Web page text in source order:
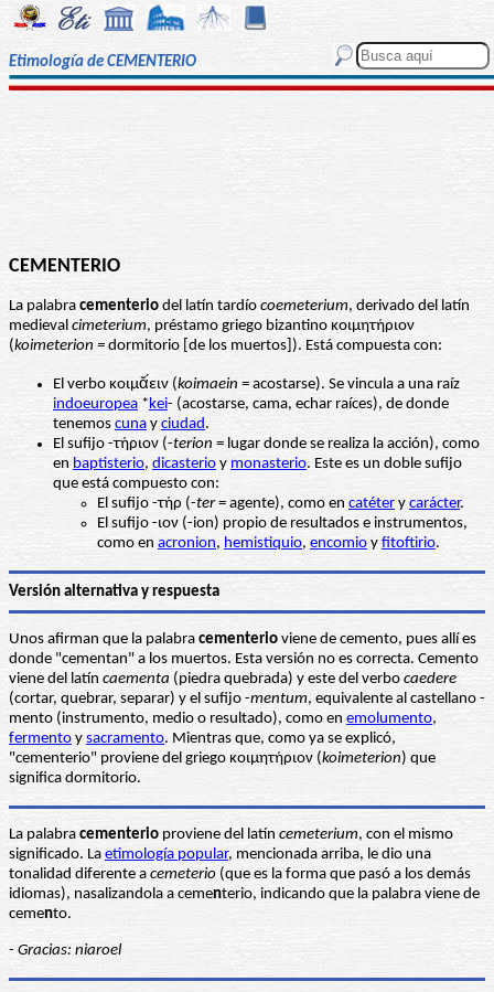
Etimología de CEMENTERIO
CEMENTERIO
La palabra cementerio del latín tardío coemeterium, derivado del latín
medieval cimeterium, préstamo griego bizantino κοιμητήριον
(koimeterion = dormitorio [de los muertos]). Está compuesta con:
El verbo κοιμᾰ́ειν (koimaein = acostarse). Se vincula a una raíz
indoeuropea *kei- (acostarse, cama, echar raíces), de donde
tenemos cuna y ciudad.
El sufijo -τήριον (-terion = lugar donde se realiza la acción), como
en baptisterio, dicasterio y monasterio. Este es un doble sufijo
que está compuesto con:
El sufijo -τήρ (-ter= agente), como en catéter y carácter.
El sufijo -ιον (-ion) propio de resultados e instrumentos,
como en acronion, hemistiquio, encomio y fitoftirio.
Versión alternativa y respuesta
Unos afirman que la palabra cementerio viene de cemento, pues allí es
donde "cementan" a los muertos. Esta versión no es correcta. Cemento
viene del latín caementa (piedra quebrada) y este del verbo caedere
(cortar, quebrar, separar) y el sufijo -mentum, equivalente al castellano -
mento (instrumento, medio o resultado), como en emolumento,
fermento y sacramento. Mientras que, como ya se explicó,
"cementerio" proviene del griego κοιμητήριον (koimeterion) que
significa dormitorio.
La palabra cementerio proviene del latín cemeterium, con el mismo
significado. La etimología popular, mencionada arriba, le dio una
tonalidad diferente a cemeterio (que es la forma que pasó a los demás
idiomas), nasalizandola a cementerio, indicando que la palabra viene de
cemento.
- Gracias: niaroel